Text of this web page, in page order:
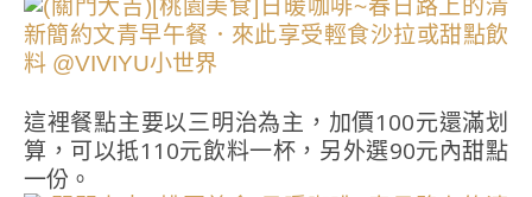
這裡餐點主要以三明治為主，加價100元還滿划
算，可以抵110元飲料一杯，另外選90元內甜點
一份。